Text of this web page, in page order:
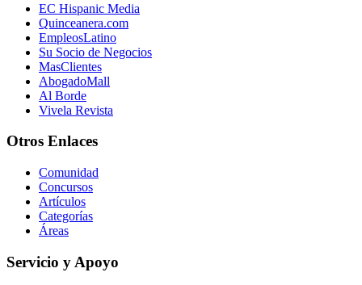
EC Hispanic Media
Quinceanera.com
EmpleosLatino
Su Socio de Negocios
MasClientes
AbogadoMall
Al Borde
Vivela Revista
Otros Enlaces
Comunidad
Concursos
Artículos
Categorías
Áreas
Servicio y Apoyo